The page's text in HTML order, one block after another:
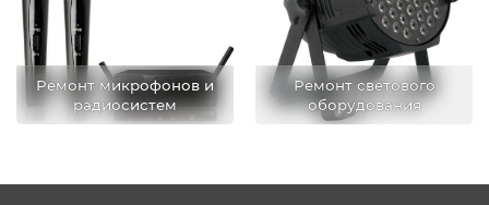
Ремонт микрофонов и
радиосистем
Ремонт светового
оборудования